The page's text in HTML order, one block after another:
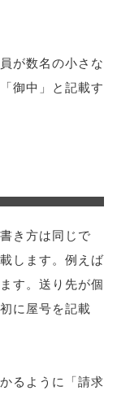
が数名の小さな
御中」と記載す
き方は同じで
します。例えば
す。送り先が個
に屋号を記載
るように「請求